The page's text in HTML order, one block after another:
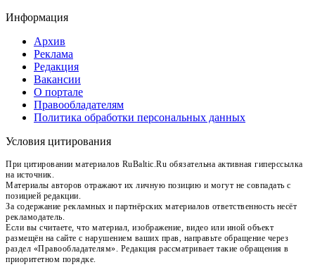
Информация
Архив
Реклама
Редакция
Вакансии
О портале
Правообладателям
Политика обработки персональных данных
Условия цитирования
При цитировании материалов RuBaltic.Ru обязательна активная гиперссылка
на источник.
Материалы авторов отражают их личную позицию и могут не совпадать с
позицией редакции.
За содержание рекламных и партнёрских материалов ответственность несёт
рекламодатель.
Если вы считаете, что материал, изображение, видео или иной объект
размещён на сайте с нарушением ваших прав, направьте обращение через
раздел «Правообладателям». Редакция рассматривает такие обращения в
приоритетном порядке.